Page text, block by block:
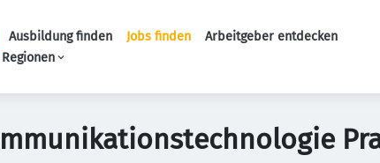
Ausbildung finden Jobs finden
Arbeitgeber entdecken
Regionen